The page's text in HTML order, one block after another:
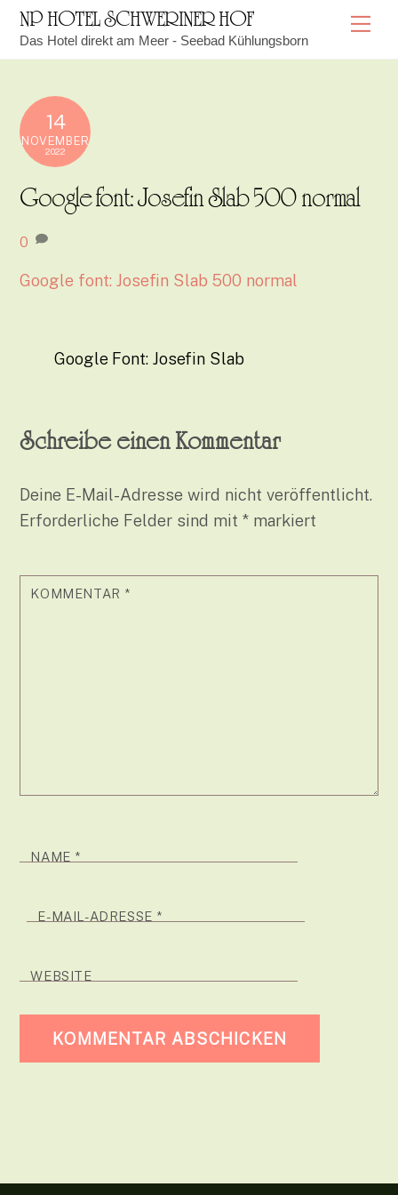
Skip
content
NP HOTEL SCHWERINER HOF
Das Hotel direkt am Meer - Seebad Kühlungsborn
14
NOVEMBER
2022
Google font: Josefin Slab 500 normal
0
Google font: Josefin Slab 500 normal
Google Font: Josefin Slab
Schreibe einen Kommentar
Deine E-Mail-Adresse wird nicht veröffentlicht.
Erforderliche Felder sind mit* markiert
KOMMENTAR *
NAME *
E-MAIL-ADRESSE *
WEBSITE